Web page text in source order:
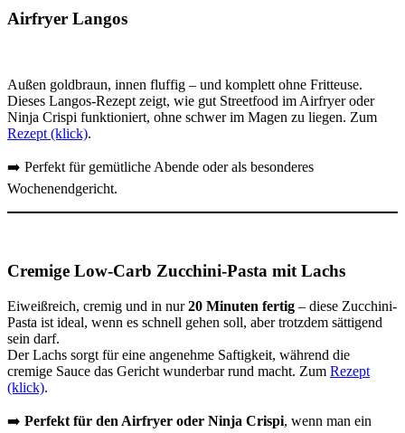
Airfryer Langos
Außen goldbraun, innen fluffig – und komplett ohne Fritteuse.
Dieses Langos-Rezept zeigt, wie gut Streetfood im Airfryer oder
Ninja Crispi funktioniert, ohne schwer im Magen zu liegen. Zum
Rezept (klick).
➡️ Perfekt für gemütliche Abende oder als besonderes
Wochenendgericht.
Cremige Low-Carb Zucchini-Pasta mit Lachs
Eiweißreich, cremig und in nur20 Minuten fertig – diese Zucchini-
Pasta ist ideal, wenn es schnell gehen soll, aber trotzdem sättigend
sein darf.
Der Lachs sorgt für eine angenehme Saftigkeit, während die
cremige Sauce das Gericht wunderbar rund macht. Zum Rezept
(klick).
➡️ Perfekt für den Airfryer oder Ninja Crispi, wenn man ein